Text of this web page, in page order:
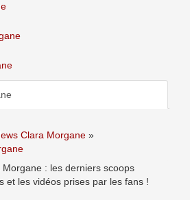
Clara Morgane »
: les derniers scoops
et les vidéos prises par les fans !